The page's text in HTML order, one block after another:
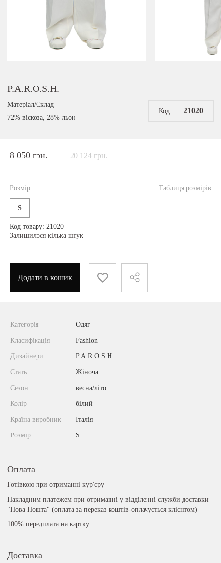
P.A.R.O.S.H.
Матеріал/Склад
72% віскоза, 28% льон
Код 21020
8 050 грн. 20 124 грн.
Таблиця розмірів
Розмір
S
Код товару: 21020
Залишилося кілька штук
Додати в кошик
Категорія Одяг
Класифікація Fashion
Дизайнери P.A.R.O.S.H.
Стать Жіноча
Сезон весна/літо
Колір білий
Країна виробник Італія
Розмір S
Оплата
Готівкою при отриманні кур'єру
Накладним платежем при отриманні у відділенні служби доставки
"Нова Пошта" (оплата за переказ коштів-оплачується клієнтом)
100% передплата на картку
Доставка